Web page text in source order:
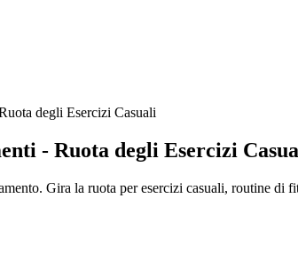
degli Esercizi Casuali
- Ruota degli Esercizi
Gira la ruota per esercizi casuali, routine